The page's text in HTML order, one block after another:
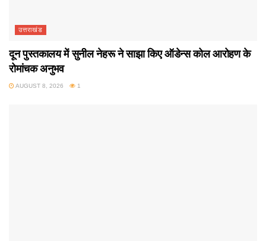
उत्तराखंड
दून पुस्तकालय में सुनील नेहरू ने साझा किए ऑडेन्स कोल आरोहण के
रोमांचक अनुभव
AUGUST 8, 2026 1